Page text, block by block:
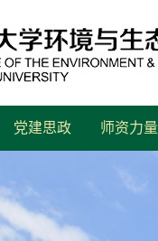
党建思政 师资力量